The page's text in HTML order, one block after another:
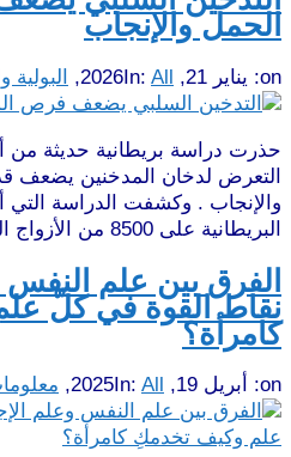
الحمل والإنجاب
on: يناير 21, 2026 In: All
, البولية
حذرت دراسة بريطانية حديثة من
التعرض لدخان المدخنين يضعف
والإنجاب . وكشفت الدراسة
البريطانية على 8500 من الأزواج الذين...
الفرق بين علم النفس
نقاط القوة في كلّ
كامرأة؟
on: أبريل 19, 2025 In: All
,